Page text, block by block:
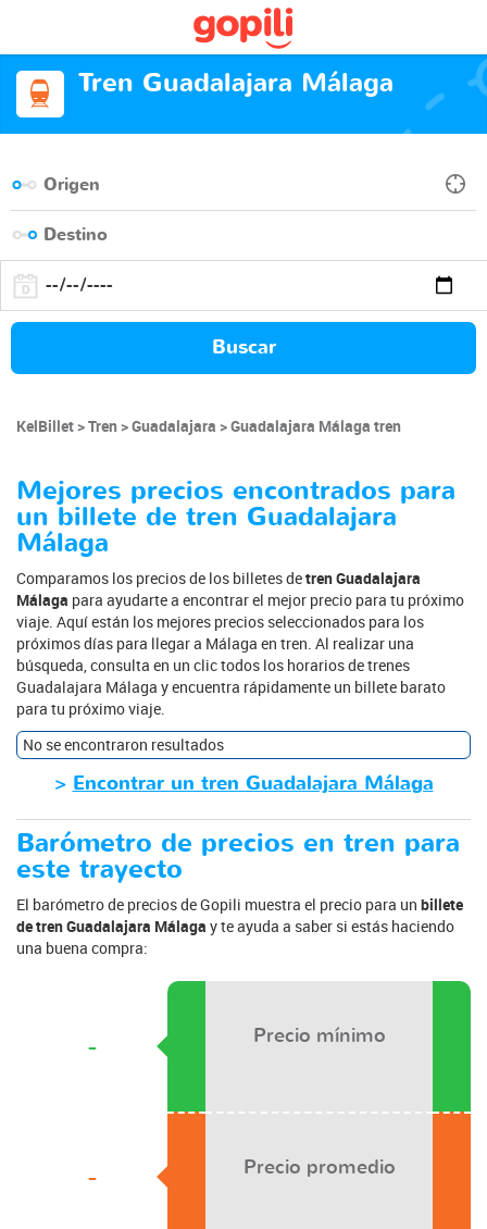
Tren Guadalajara Málaga
Buscar
KelBillet Tren Guadalajara Guadalajara Málaga tren
Mejores precios encontrados para
un billete de tren Guadalajara
Málaga
Comparamos los precios de los billetes detren Guadalajara
Málaga para ayudarte a encontrar el mejor precio para tu próximo
viaje. Aquí están los mejores precios seleccionados para los
próximos días para llegar a Málaga en tren. Al realizar una
búsqueda, consulta en un clic todos los horarios de trenes
Guadalajara Málaga y encuentra rápidamente un billete barato
para tu próximo viaje.
No se encontraron resultados
> Encontrar un tren Guadalajara Málaga
Barómetro de precios en tren para
este trayecto
El barómetro de precios de Gopili muestra el precio para un billete
de tren Guadalajara Málaga y te ayuda a saber si estás haciendo
una buena compra:
-
-
Precio mínimo
Precio promedio